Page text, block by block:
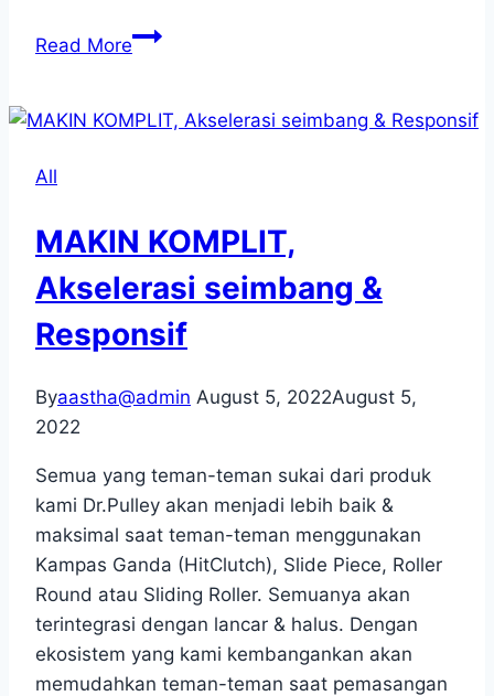
Read MoreKunci
Bingung
All
MAKIN KOMPLIT,
Akselerasi seimbang &
Responsif
Byaastha@admin August 5, 2022August 5,
2022
Semua yang teman-teman sukai dari produk
kami Dr.Pulley akan menjadi lebih baik &
maksimal saat teman-teman menggunakan
Kampas Ganda (HitClutch), Slide Piece, Roller
Round atau Sliding Roller. Semuanya akan
terintegrasi dengan lancar & halus. Dengan
ekosistem yang kami kembangankan akan
memudahkan teman-teman saat pemasangan